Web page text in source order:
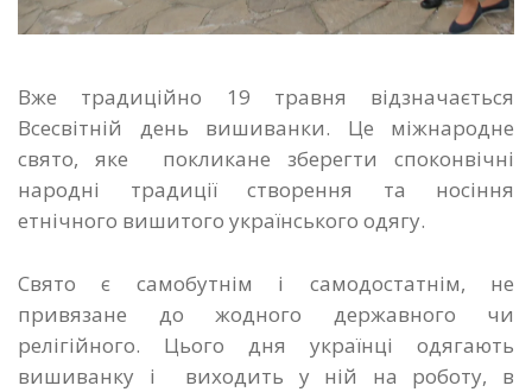
Вже традиційно 19 травня відзначається
Всесвітній день вишиванки. Це міжнародне
свято, яке покликане зберегти споконвічні
народні традиції створення та носіння
етнічного вишитого українського одягу.
Свято є самобутнім і самодостатнім, не
привязане до жодного державного чи
релігійного. Цього дня українці одягають
вишиванку і виходить у ній на роботу, в